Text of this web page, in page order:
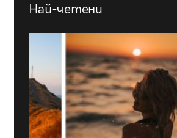
Най-четени